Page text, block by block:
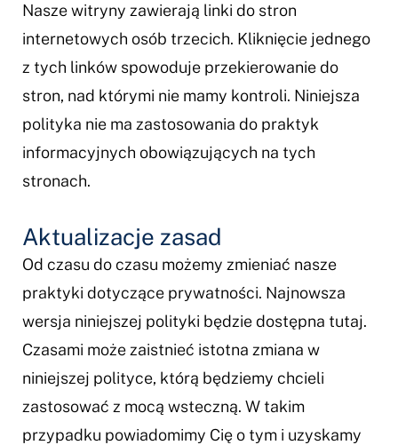
Nasze witryny zawierają linki do stron
internetowych osób trzecich. Kliknięcie jednego
z tych linków spowoduje przekierowanie do
stron, nad którymi nie mamy kontroli. Niniejsza
polityka nie ma zastosowania do praktyk
informacyjnych obowiązujących na tych
stronach.
Aktualizacje zasad
Od czasu do czasu możemy zmieniać nasze
praktyki dotyczące prywatności. Najnowsza
wersja niniejszej polityki będzie dostępna tutaj.
Czasami może zaistnieć istotna zmiana w
niniejszej polityce, którą będziemy chcieli
zastosować z mocą wsteczną. W takim
przypadku powiadomimy Cię o tym i uzyskamy